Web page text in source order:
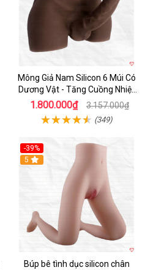
Mông Giả Nam Silicon 6 Múi Có
Dương Vật - Tăng Cuồng Nhiệt
Đêm
1.800.000₫ 3.157.000₫
(349)
-39%
5
Búp bê tình dục silicon chân